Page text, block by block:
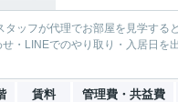
ッフが代理でお部屋を見学する
・LINEでのやり取り・入居日
賃料 管理費・共益費